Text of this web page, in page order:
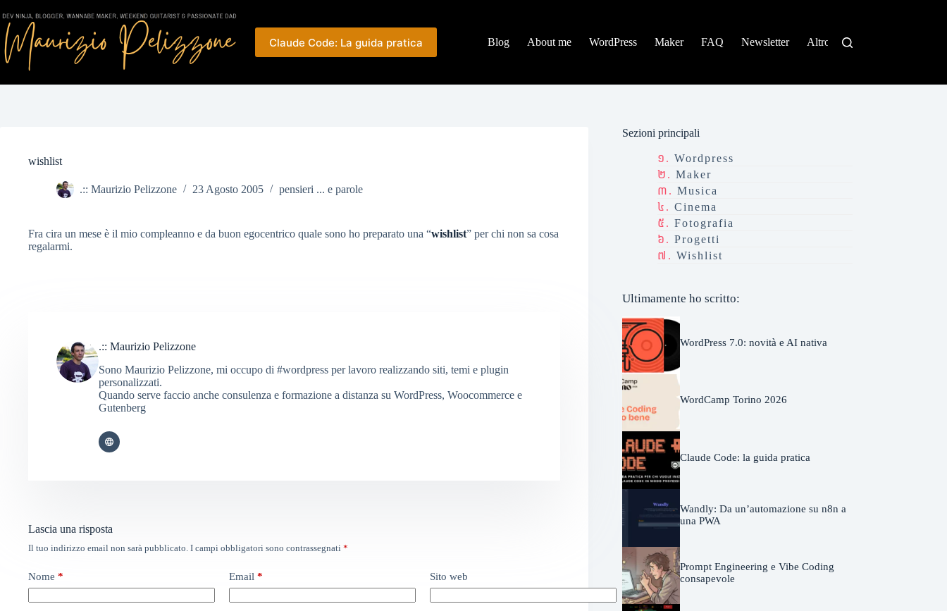
al
contenuto
Claude Code: La guida pratica Blog About me WordPress Maker FAQ Newsletter Altro
wishlist
.:: Maurizio Pelizzone 23 Agosto 2005 pensieri ... e parole
Fra cira un mese è il mio compleanno e da buon egocentrico quale sono ho preparato una “wishlist” per chi non sa cosa
regalarmi.
.:: Maurizio Pelizzone
Sono Maurizio Pelizzone, mi occupo di #wordpress per lavoro realizzando siti, temi e plugin
personalizzati.
Quando serve faccio anche consulenza e formazione a distanza su WordPress, Woocommerce e
Gutenberg
Lascia una risposta
Il tuo indirizzo email non sarà pubblicato. I campi obbligatori sono contrassegnati *
Nome * Email * Sito web
Sezioni principali
Wordpress
Maker
Musica
Cinema
Fotografia
Progetti
Wishlist
Ultimamente ho scritto:
WordPress 7.0: novità e AI nativa
WordCamp Torino 2026
Claude Code: la guida pratica
Wandly: Da un’automazione su n8n a
una PWA
Prompt Engineering e Vibe Coding
consapevole